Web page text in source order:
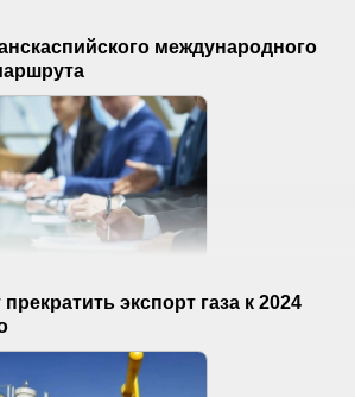
международного
экспорт газа к 2024